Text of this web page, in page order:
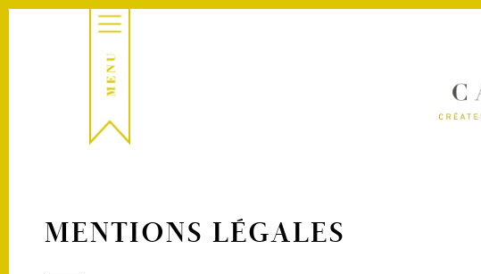
MENTIONS LÉGALES